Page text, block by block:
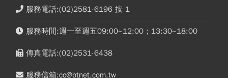
服務電話:(02)2581-6196 按 1
服務時間:週一至週五09:00~12:00；13:30~18:00
傳真電話:(02)2531-6438
服務信箱:cc@btnet.com.tw